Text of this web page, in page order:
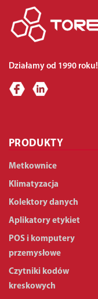
Działamy od 1990 roku!
PRODUKTY
Metkownice
Klimatyzacja
Kolektory danych
Aplikatory etykiet
POS i komputery
przemysłowe
Czytniki kodów
kreskowych